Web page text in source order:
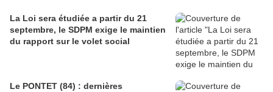
La Loi sera étudiée a partir du 21
septembre, le SDPM exige le maintien
du rapport sur le volet social
Le PONTET (84) : dernières